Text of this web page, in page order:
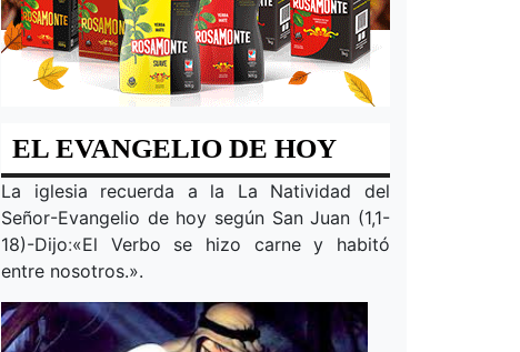
EL EVANGELIO DE HOY
La iglesia recuerda a la La Natividad del
Señor-Evangelio de hoy según San Juan (1,1-
18)-Dijo:«El Verbo se hizo carne y habitó
entre nosotros.».